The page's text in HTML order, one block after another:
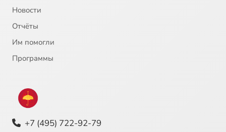
Новости
Отчёты
Им помогли
Программы
+7 (495) 722-92-79